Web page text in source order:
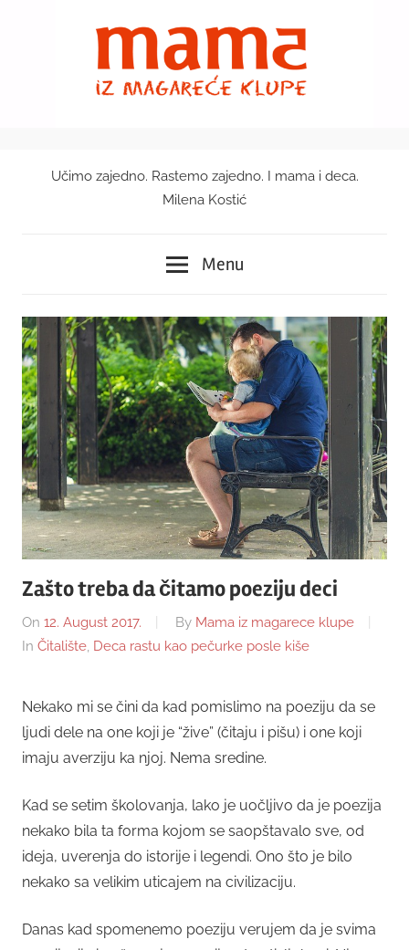
Mama
magareće
klupe
Učimo zajedno. Rastemo zajedno. I mama i deca.
Milena Kostić
Menu
Zašto treba da čitamo poeziju deci
On 12. August 2017. By Mama iz magarece klupe
In Čitalište, Deca rastu kao pečurke posle kiše
Nekako mi se čini da kad pomislimo na poeziju da se
ljudi dele na one koji je “žive” (čitaju i pišu) i one koji
imaju averziju ka njoj. Nema sredine.
Kad se setim školovanja, lako je uočljivo da je poezija
nekako bila ta forma kojom se saopštavalo sve, od
ideja, uverenja do istorije i legendi. Ono što je bilo
nekako sa velikim uticajem na civilizaciju.
Danas kad spomenemo poeziju verujem da je svima